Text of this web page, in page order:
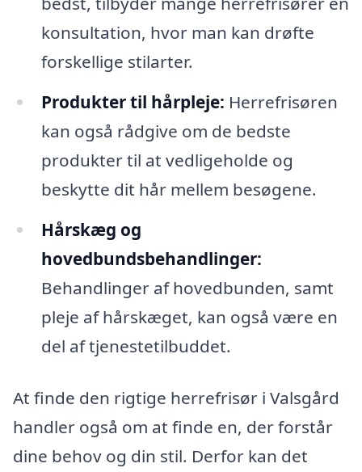
konsultation, hvor man kan drøfte
forskellige stilarter.
Produkter til hårpleje: Herrefrisøren
kan også rådgive om de bedste
produkter til at vedligeholde og
beskytte dit hår mellem besøgene.
Hårskæg og
hovedbundsbehandlinger:
Behandlinger af hovedbunden, samt
pleje af hårskæget, kan også være en
del af tjenestetilbuddet.
At finde den rigtige herrefrisør i Valsgård
handler også om at finde en, der forstår
dine behov og din stil. Derfor kan det